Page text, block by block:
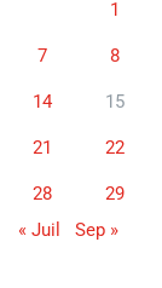
1
7 8
14 15
21 22
28 29
« Juil
Sep »